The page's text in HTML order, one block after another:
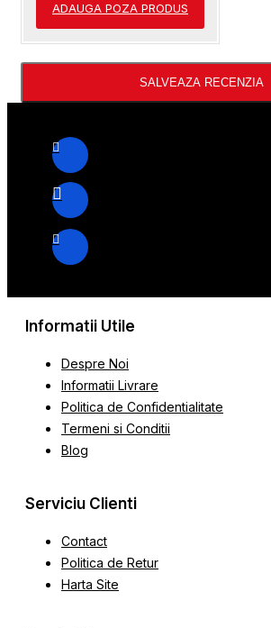
ADAUGA POZA PRODUS
SALVEAZA RECENZIA
Informatii Utile
Despre Noi
Informatii Livrare
Politica de Confidentialitate
Termeni si Conditii
Blog
Serviciu Clienti
Contact
Politica de Retur
Harta Site